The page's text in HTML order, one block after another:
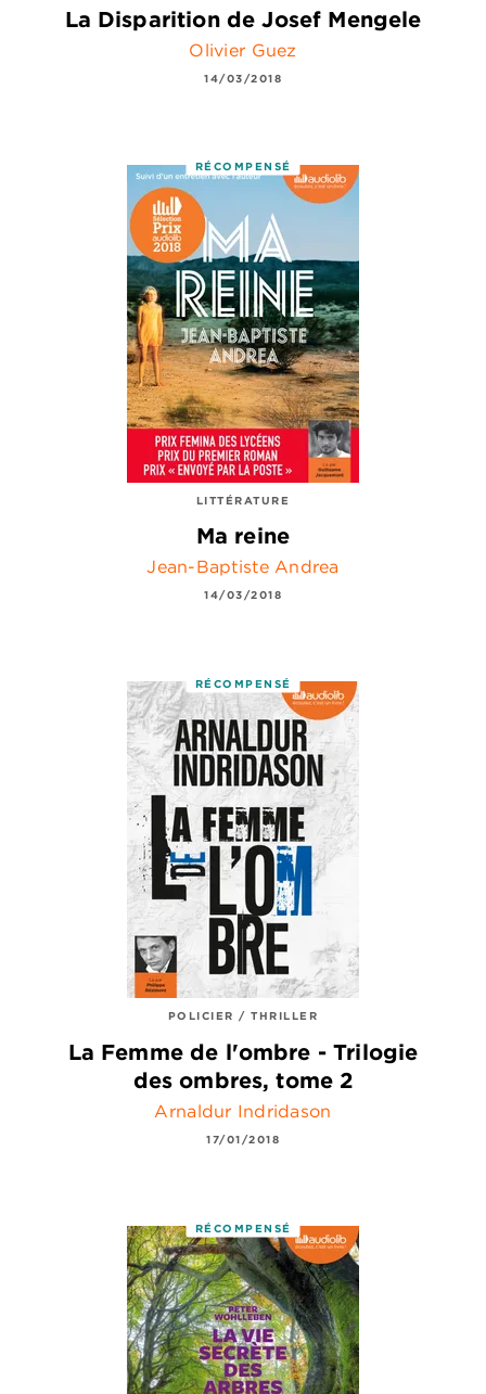
La Disparition de Josef Mengele
Olivier Guez
14/03/2018
RÉCOMPENSÉ
LITTÉRATURE
Ma reine
Jean-Baptiste Andrea
14/03/2018
RÉCOMPENSÉ
POLICIER / THRILLER
La Femme de l'ombre - Trilogie
des ombres, tome 2
Arnaldur Indridason
17/01/2018
RÉCOMPENSÉ